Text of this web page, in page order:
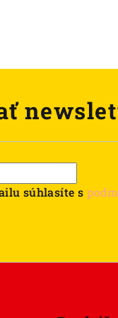
súhlasíte s